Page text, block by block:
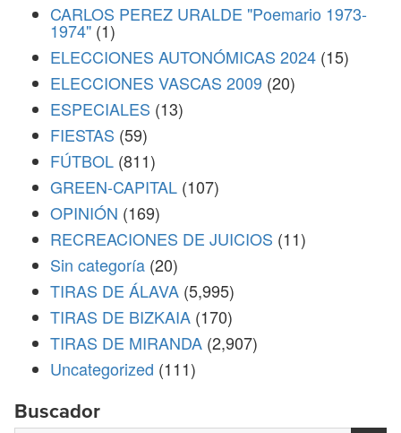
CARLOS PEREZ URALDE "Poemario 1973-
1974" (1)
ELECCIONES AUTONÓMICAS 2024 (15)
ELECCIONES VASCAS 2009 (20)
ESPECIALES (13)
FIESTAS (59)
FÚTBOL (811)
GREEN-CAPITAL (107)
OPINIÓN (169)
RECREACIONES DE JUICIOS (11)
Sin categoría (20)
TIRAS DE ÁLAVA (5,995)
TIRAS DE BIZKAIA (170)
TIRAS DE MIRANDA (2,907)
Uncategorized (111)
Buscador